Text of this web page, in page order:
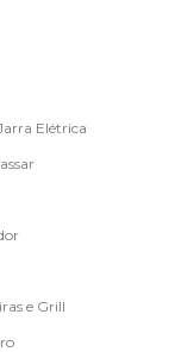
Elétrica
e Grill